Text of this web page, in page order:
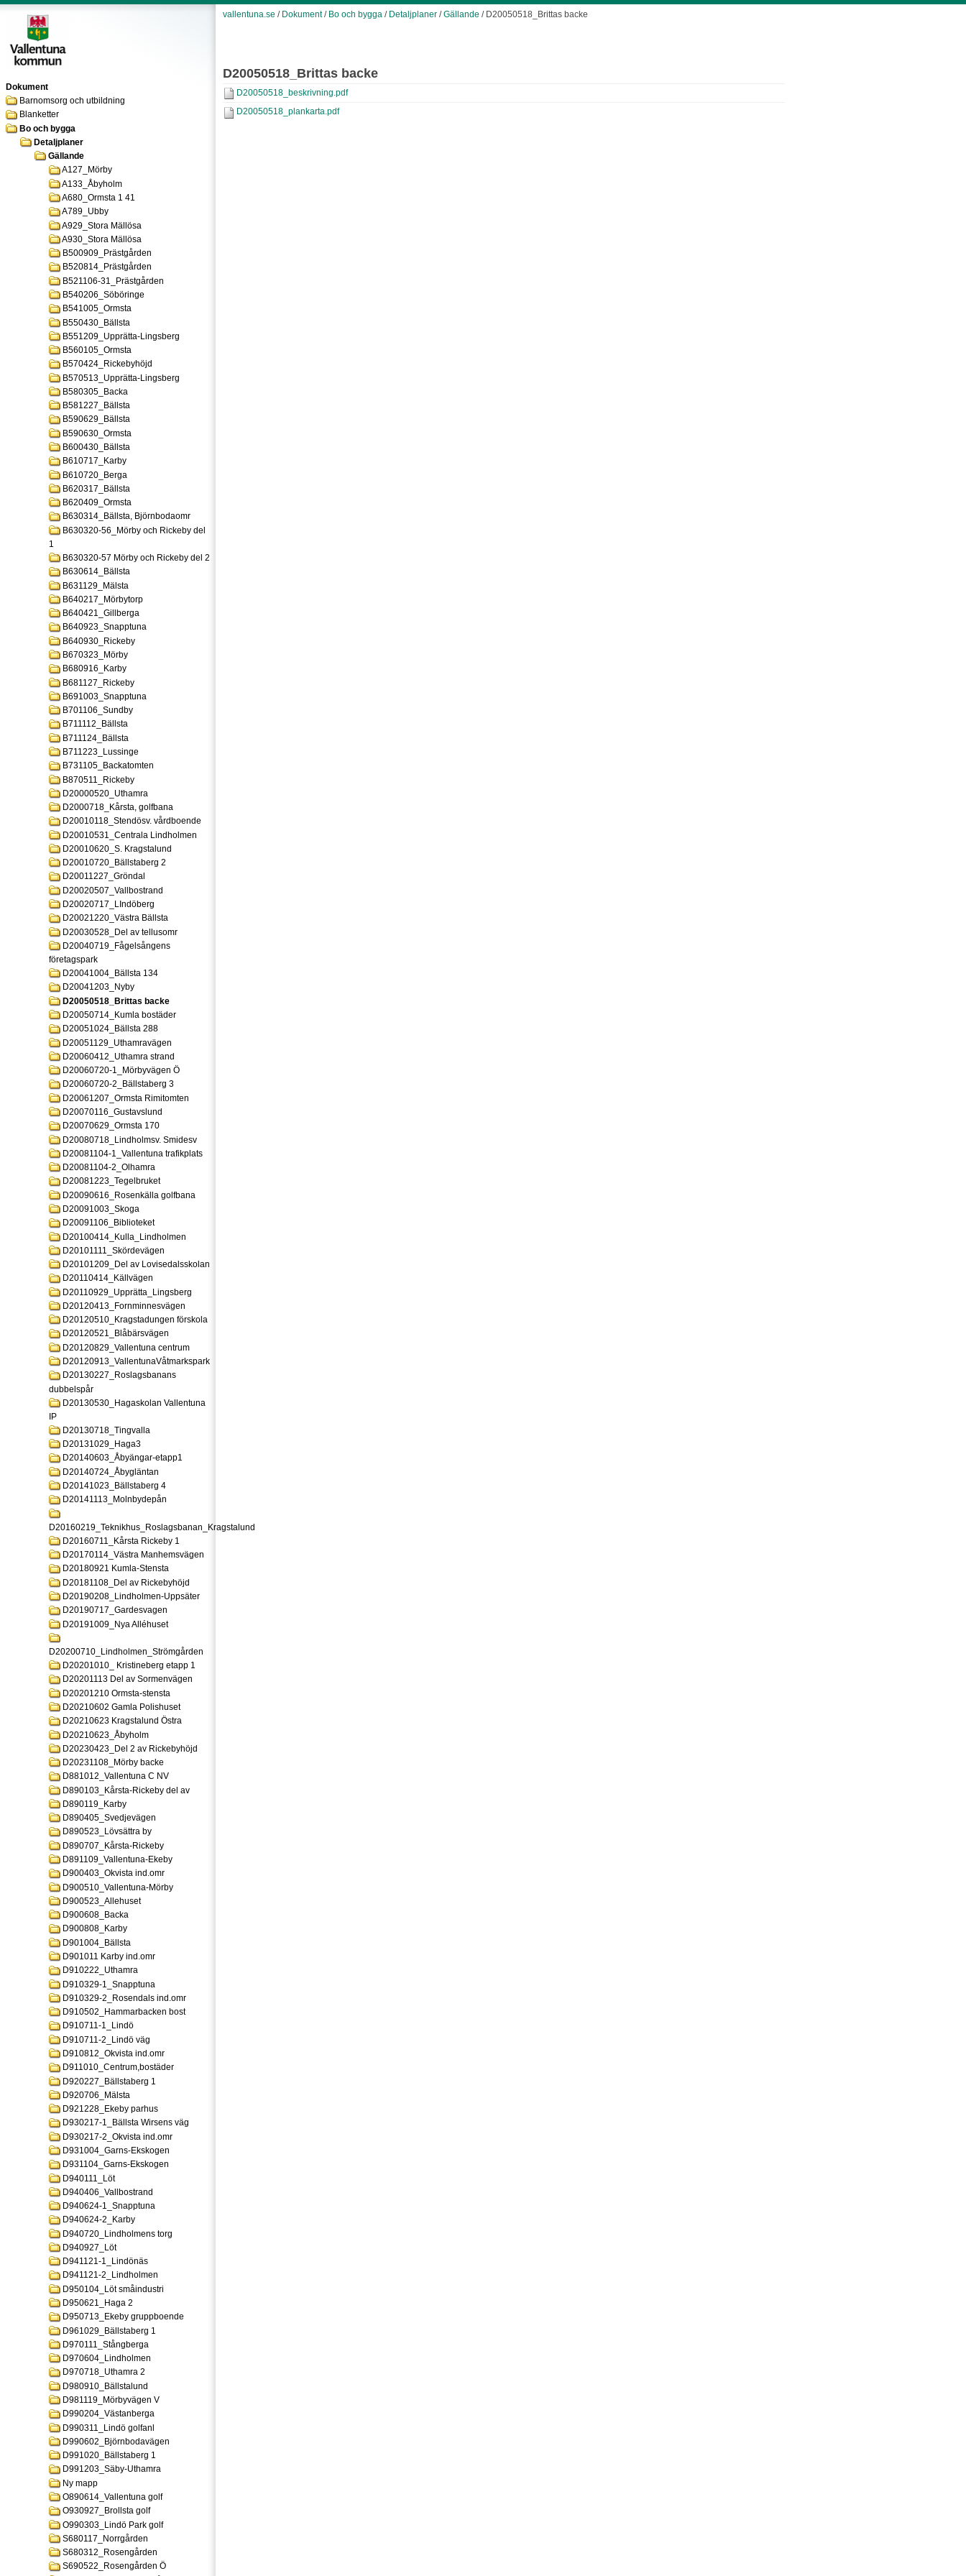
Dokument
Barnomsorg och utbildning
Blanketter
Bo och bygga
Detaljplaner
Gällande
A127_Mörby
A133_Åbyholm
A680_Ormsta 1 41
A789_Ubby
A929_Stora Mällösa
A930_Stora Mällösa
B500909_Prästgården
B520814_Prästgården
B521106-31_Prästgården
B540206_Söböringe
B541005_Ormsta
B550430_Bällsta
B551209_Upprätta-Lingsberg
B560105_Ormsta
B570424_Rickebyhöjd
B570513_Upprätta-Lingsberg
B580305_Backa
B581227_Bällsta
B590629_Bällsta
B590630_Ormsta
B600430_Bällsta
B610717_Karby
B610720_Berga
B620317_Bällsta
B620409_Ormsta
B630314_Bällsta, Björnbodaomr
B630320-56_Mörby och Rickeby del
1
B630320-57 Mörby och Rickeby del 2
B630614_Bällsta
B631129_Mälsta
B640217_Mörbytorp
B640421_Gillberga
B640923_Snapptuna
B640930_Rickeby
B670323_Mörby
B680916_Karby
B681127_Rickeby
B691003_Snapptuna
B701106_Sundby
B711112_Bällsta
B711124_Bällsta
B711223_Lussinge
B731105_Backatomten
B870511_Rickeby
D20000520_Uthamra
D2000718_Kårsta, golfbana
D20010118_Stendösv. vårdboende
D20010531_Centrala Lindholmen
D20010620_S. Kragstalund
D20010720_Bällstaberg 2
D20011227_Gröndal
D20020507_Vallbostrand
D20020717_LIndöberg
D20021220_Västra Bällsta
D20030528_Del av tellusomr
D20040719_Fågelsångens
företagspark
D20041004_Bällsta 134
D20041203_Nyby
D20050518_Brittas backe
D20050714_Kumla bostäder
D20051024_Bällsta 288
D20051129_Uthamravägen
D20060412_Uthamra strand
D20060720-1_Mörbyvägen Ö
D20060720-2_Bällstaberg 3
D20061207_Ormsta Rimitomten
D20070116_Gustavslund
D20070629_Ormsta 170
D20080718_Lindholmsv. Smidesv
D20081104-1_Vallentuna trafikplats
D20081104-2_Olhamra
D20081223_Tegelbruket
D20090616_Rosenkälla golfbana
D20091003_Skoga
D20091106_Biblioteket
D20100414_Kulla_Lindholmen
D20101111_Skördevägen
D20101209_Del av Lovisedalsskolan
D20110414_Källvägen
D20110929_Upprätta_Lingsberg
D20120413_Fornminnesvägen
D20120510_Kragstadungen förskola
D20120521_Blåbärsvägen
D20120829_Vallentuna centrum
D20120913_VallentunaVåtmarkspark
D20130227_Roslagsbanans
dubbelspår
D20130530_Hagaskolan Vallentuna
IP
D20130718_Tingvalla
D20131029_Haga3
D20140603_Åbyängar-etapp1
D20140724_Åbygläntan
D20141023_Bällstaberg 4
D20141113_Molnbydepån
D20160219_Teknikhus_Roslagsbanan_Kragstalund
D20160711_Kårsta Rickeby 1
D20170114_Västra Manhemsvägen
D20180921 Kumla-Stensta
D20181108_Del av Rickebyhöjd
D20190208_Lindholmen-Uppsäter
D20190717_Gardesvagen
D20191009_Nya Alléhuset
D20200710_Lindholmen_Strömgården
D20201010_ Kristineberg etapp 1
D20201113 Del av Sormenvägen
D20201210 Ormsta-stensta
D20210602 Gamla Polishuset
D20210623 Kragstalund Östra
D20210623_Åbyholm
D20230423_Del 2 av Rickebyhöjd
D20231108_Mörby backe
D881012_Vallentuna C NV
D890103_Kårsta-Rickeby del av
D890119_Karby
D890405_Svedjevägen
D890523_Lövsättra by
D890707_Kårsta-Rickeby
D891109_Vallentuna-Ekeby
D900403_Okvista ind.omr
D900510_Vallentuna-Mörby
D900523_Allehuset
D900608_Backa
D900808_Karby
D901004_Bällsta
D901011 Karby ind.omr
D910222_Uthamra
D910329-1_Snapptuna
D910329-2_Rosendals ind.omr
D910502_Hammarbacken bost
D910711-1_Lindö
D910711-2_Lindö väg
D910812_Okvista ind.omr
D911010_Centrum,bostäder
D920227_Bällstaberg 1
D920706_Mälsta
D921228_Ekeby parhus
D930217-1_Bällsta Wirsens väg
D930217-2_Okvista ind.omr
D931004_Garns-Ekskogen
D931104_Garns-Ekskogen
D940111_Löt
D940406_Vallbostrand
D940624-1_Snapptuna
D940624-2_Karby
D940720_Lindholmens torg
D940927_Löt
D941121-1_Lindönäs
D941121-2_Lindholmen
D950104_Löt småindustri
D950621_Haga 2
D950713_Ekeby gruppboende
D961029_Bällstaberg 1
D970111_Stångberga
D970604_Lindholmen
D970718_Uthamra 2
D980910_Bällstalund
D981119_Mörbyvägen V
D990204_Västanberga
D990311_Lindö golfanl
D990602_Björnbodavägen
D991020_Bällstaberg 1
D991203_Säby-Uthamra
Ny mapp
O890614_Vallentuna golf
O930927_Brollsta golf
O990303_Lindö Park golf
S680117_Norrgården
S680312_Rosengården
S690522_Rosengården Ö
vallentuna.se / Dokument/ Bo och bygga / Detaljplaner /Gällande / D20050518_Brittas backe
D20050518_Brittas backe
D20050518_beskrivning.pdf
D20050518_plankarta.pdf